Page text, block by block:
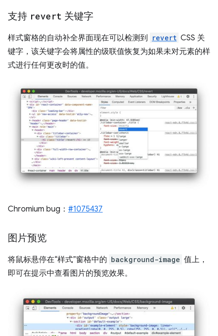
支持 revert 关键字
样式窗格的自动补全界面现在可以检测到 revert CSS 关
键字，该关键字会将属性的级联值恢复为如果未对元素的样
式进行任何更改时的值。
Chromium bug： #1075437
图片预览
将鼠标悬停在“样式”窗格中的 background-image 值上，
即可在提示中查看图片的预览效果。